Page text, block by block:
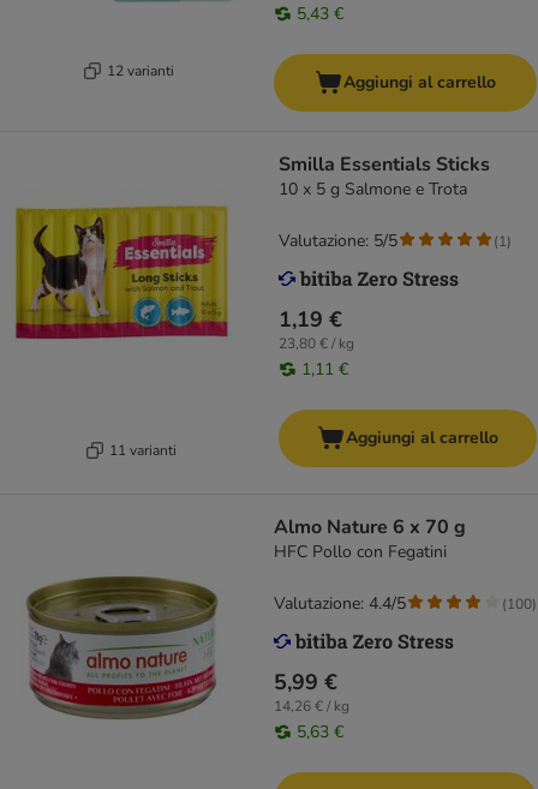
12 varianti
5,43 €
Aggiungi al carrello
11 varianti
Smilla Essentials Sticks
10 x 5 g Salmone e Trota
1,19 €
23,80 € / kg
1,11 €
Valutazione: 5/5 (1)
Aggiungi al carrello
Almo Nature 6 x 70 g
HFC Pollo con Fegatini
5,99 €
14,26 € / kg
5,63 €
Valutazione: 4.4/5 (100)